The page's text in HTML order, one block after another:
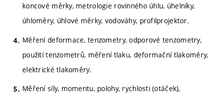
koncové měrky, metrologie rovinného úhlu, úhelníky,
úhloměry, úhlové měrky, vodováhy, profilprojektor.
Měření deformace, tenzometry, odporové tenzometry,
použití tenzometrů, měření tlaku, deformační tlakoměry,
elektrické tlakoměry.
Měření síly, momentu, polohy, rychlosti (otáček),